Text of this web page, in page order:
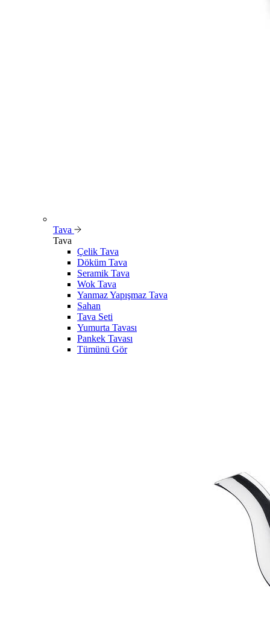
Tava
Tava
Çelik Tava
Döküm Tava
Seramik Tava
Wok Tava
Yanmaz Yapışmaz Tava
Sahan
Tava Seti
Yumurta Tavası
Pankek Tavası
Tümünü Gör